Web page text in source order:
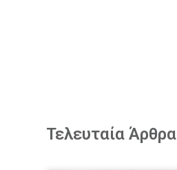
Τελευταία Άρθρα